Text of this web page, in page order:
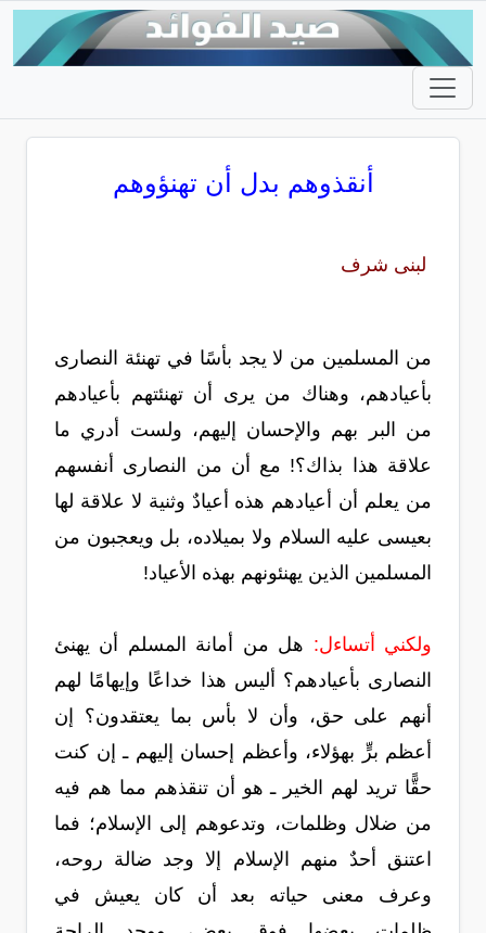
أنقذوهم بدل أن تهنؤوهم
لبنى شرف
من المسلمين من لا يجد بأسًا في تهنئة النصارى
بأعيادهم، وهناك من يرى أن تهنئتهم بأعيادهم
من البر بهم والإحسان إليهم، ولست أدري ما
علاقة هذا بذاك؟! مع أن من النصارى أنفسهم
من يعلم أن أعيادهم هذه أعيادٌ وثنية لا علاقة لها
بعيسى عليه السلام ولا بميلاده، بل ويعجبون من
المسلمين الذين يهنئونهم بهذه الأعياد!
ولكني أتساءل: هل من أمانة المسلم أن يهنئ
النصارى بأعيادهم؟ أليس هذا خداعًا وإيهامًا لهم
أنهم على حق، وأن لا بأس بما يعتقدون؟ إن
أعظم برٍّ بهؤلاء، وأعظم إحسان إليهم ـ إن كنت
حقًّا تريد لهم الخير ـ هو أن تنقذهم مما هم فيه
من ضلال وظلمات، وتدعوهم إلى الإسلام؛ فما
اعتنق أحدٌ منهم الإسلام إلا وجد ضالة روحه،
وعرف معنى حياته بعد أن كان يعيش في